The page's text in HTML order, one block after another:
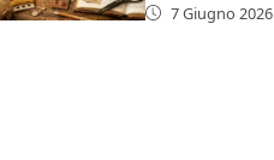
7 Giugno 2026